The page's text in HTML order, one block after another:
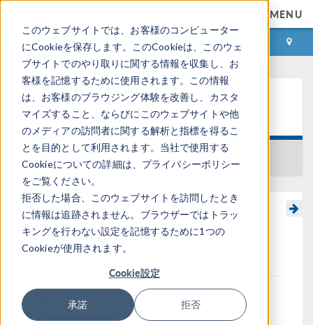
このウェブサイトでは、お客様のコンピューター
にCookieを保存します。このCookieは、このウェ
ブサイトでのやり取りに関する情報を収集し、お
客様を記憶するために使用されます。この情報
は、お客様のブラウジング体験を改善し、カスタ
マイズすること、ならびにこのウェブサイトや他
のメディアの訪問者に関する解析と指標を得るこ
とを目的として利用されます。当社で使用する
Cookieについての詳細は、プライバシーポリシー
をご覧ください。
拒否した場合、このウェブサイトを訪問したとき
に情報は追跡されません。ブラウザーではトラッ
キングを行わない設定を記憶するために1つの
Cookieが使用されます。
Cookie設定
承諾 拒否
MENU
ログイン お問い合わせ
ラーニングセンター
一覧に戻る
Examples of the General
Extrusion Operator
General Extrusionoperator maps expressions
defined on a source to an expression that can be